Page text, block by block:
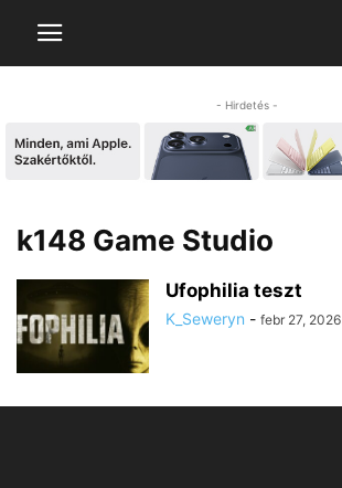
- Hirdetés -
k148 Game Studio
Ufophilia teszt
K_Seweryn - febr 27, 2026